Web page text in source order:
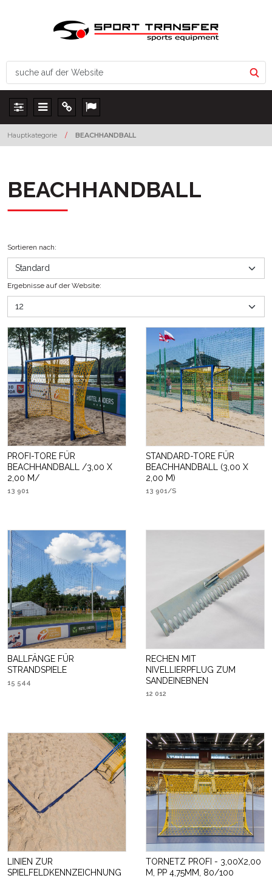
Panel Menu Info Lang
Hauptkategorie / BEACHHANDBALL
BEACHHANDBALL
Sortieren nach:
Ergebnisse auf der Website:
PROFI-TORE FÜR
BEACHHANDBALL /3,00 X
2,00 M/
13 901
STANDARD-TORE FÜR
BEACHHANDBALL (3,00 X
2,00 M)
13 901/S
BALLFÄNGE FÜR
STRANDSPIELE
15 544
RECHEN MIT
NIVELLIERPFLUG ZUM
SANDEINEBNEN
12 012
LINIEN ZUR
SPIELFELDKENNZEICHNUNG
TORNETZ PROFI - 3,00X2,00
M, PP 4,75MM, 80/100